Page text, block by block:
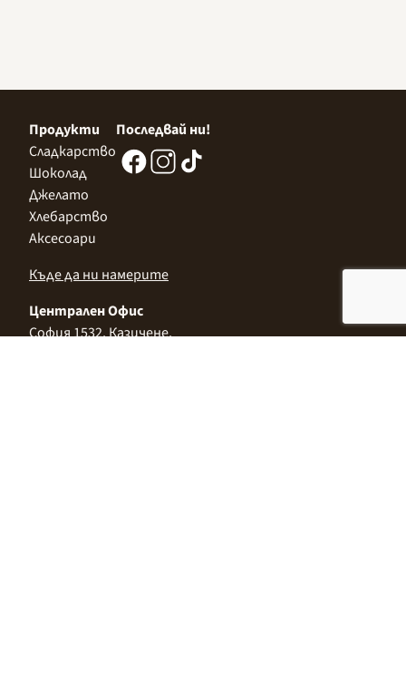
Продукти
Сладкарство
Шоколад
Джелато
Хлебарство
Аксесоари
Последвай ни!
Къде да ни намерите
Централен Офис
София 1532, Казичене,